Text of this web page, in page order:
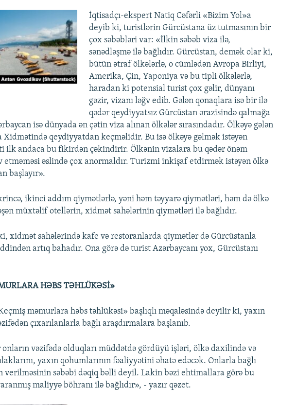
İqtisadçı-ekspert Natiq Cəfərli «Bizim Yol»a
deyib ki, turistlərin Gürcüstana üz tutmasının bir
çox səbəbləri var: «İlkin səbəb viza ilə,
sənədləşmə ilə bağlıdır. Gürcüstan, demək olar ki,
bütün ətraf ölkələrlə, o cümlədən Avropa Birliyi,
Amerika, Çin, Yaponiya və bu tipli ölkələrlə,
haradan ki potensial turist çox gəlir, dünyanı
gəzir, vizanı ləğv edib. Gələn qonaqlara isə bir ilə
qədər qeydiyyatsız Gürcüstan ərazisində qalmağa
isə dünyada ən çətin viza alınan ölkələr sırasındadır. Ölkəyə gələn
qeydiyyatdan keçməlidir. Bu isə ölkəyə gəlmək istəyən
ilk andaca bu fikirdən çəkindirir. Ölkənin vizalara bu qədər önəm
etməməsi əslində çox anormaldır. Turizmi inkişaf etdirmək istəyən ölkə
başlayır».
ikinci addım qiymətlərlə, yəni həm təyyarə qiymətləri, həm də ölkə
müxtəlif otellərin, xidmət sahələrinin qiymətləri ilə bağlıdır.
xidmət sahələrində kafe və restoranlarda qiymətlər də Gürcüstanla
artıq bahadır. Ona görə də turist Azərbaycanı yox, Gürcüstanı
HƏBS TƏHLÜKƏSİ»
məmurlara həbs təhlükəsi» başlıqlı məqaləsində deyilir ki, yaxın
çıxarılanlarla bağlı araşdırmalara başlanıb.
onların vəzifədə olduqları müddətdə gördüyü işləri, ölkə daxilində və
yaxın qohumlarının fəaliyyətini əhatə edəcək. Onlarla bağlı
verilməsinin səbəbi dəqiq bəlli deyil. Lakin bəzi ehtimallara görə bu
maliyyə böhranı ilə bağlıdır», - yazır qəzet.